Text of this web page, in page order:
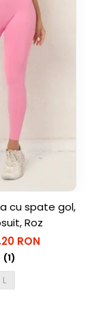
cu spate gol,
Roz
RON
(1)
L